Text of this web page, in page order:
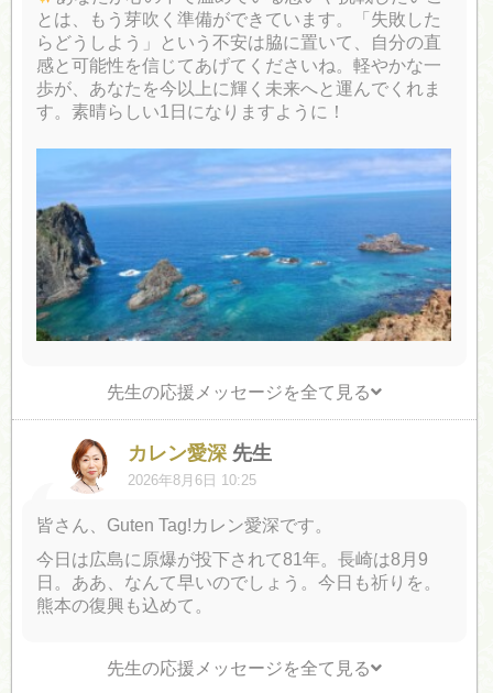
とは、もう芽吹く準備ができています。「失敗した
らどうしよう」という不安は脇に置いて、自分の直
感と可能性を信じてあげてくださいね。軽やかな一
歩が、あなたを今以上に輝く未来へと運んでくれま
す。素晴らしい1日になりますように！
先生の応援メッセージを全て見る
カレン愛深 先生
2026年8月6日 10:25
皆さん、Guten Tag!カレン愛深です。
今日は広島に原爆が投下されて81年。長崎は8月9
日。ああ、なんて早いのでしょう。今日も祈りを。
熊本の復興も込めて。
先生の応援メッセージを全て見る